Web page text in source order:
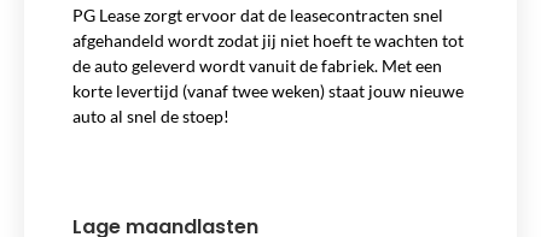
PG Lease zorgt ervoor dat de leasecontracten snel
afgehandeld wordt zodat jij niet hoeft te wachten tot
de auto geleverd wordt vanuit de fabriek. Met een
korte levertijd (vanaf twee weken) staat jouw nieuwe
auto al snel de stoep!
Lage maandlasten